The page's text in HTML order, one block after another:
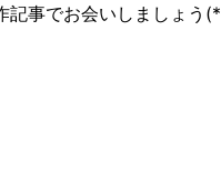
記事でお会いしましょう